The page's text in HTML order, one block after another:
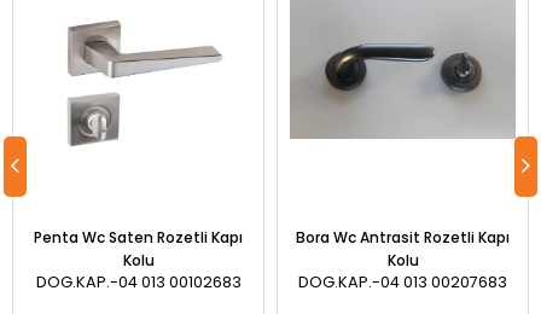
Penta Wc Saten Rozetli Kapı
Kolu
DOG.KAP.-04 013 00102683
Bora Wc Antrasit Rozetli Kapı
Kolu
DOG.KAP.-04 013 00207683